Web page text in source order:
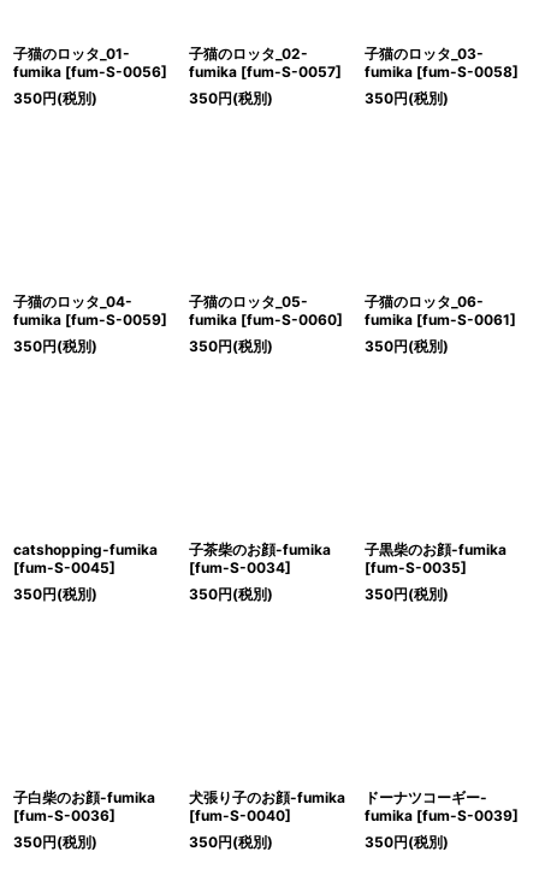
子猫のロッタ_01-
fumika [fum-S-0056]
350円(税別)
子猫のロッタ_02-
fumika [fum-S-0057]
350円(税別)
子猫のロッタ_03-
fumika [fum-S-0058]
350円(税別)
子猫のロッタ_04-
fumika [fum-S-0059]
350円(税別)
子猫のロッタ_05-
fumika [fum-S-0060]
350円(税別)
子猫のロッタ_06-
fumika [fum-S-0061]
350円(税別)
catshopping-fumika
[fum-S-0045]
350円(税別)
子茶柴のお顔-fumika
[fum-S-0034]
350円(税別)
子黒柴のお顔-fumika
[fum-S-0035]
350円(税別)
子白柴のお顔-fumika
[fum-S-0036]
350円(税別)
犬張り子のお顔-fumika
[fum-S-0040]
350円(税別)
ドーナツコーギー-
fumika [fum-S-0039]
350円(税別)